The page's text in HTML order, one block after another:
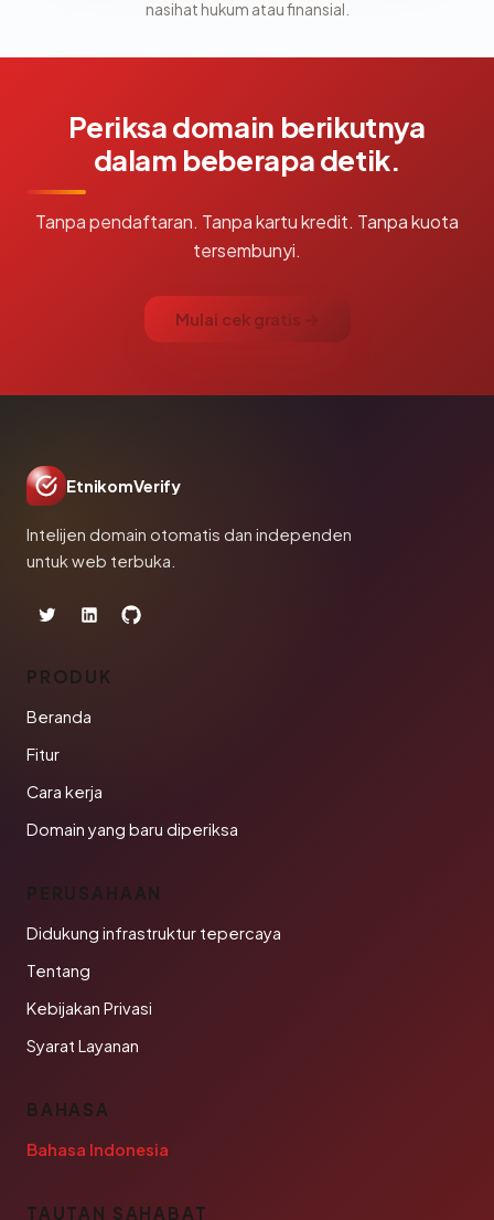
nasihat hukum atau finansial.
Periksa domain berikutnya
dalam beberapa detik.
Tanpa pendaftaran. Tanpa kartu kredit. Tanpa kuota
tersembunyi.
Mulai cek gratis →
EtnikomVerify
Intelijen domain otomatis dan independen
untuk web terbuka.
PRODUK
Beranda
Fitur
Cara kerja
Domain yang baru diperiksa
PERUSAHAAN
Didukung infrastruktur tepercaya
Tentang
Kebijakan Privasi
Syarat Layanan
BAHASA
Bahasa Indonesia
TAUTAN SAHABAT